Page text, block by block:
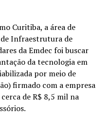
Curitiba, a área de
Infraestrutura de
da Emdec foi buscar
da tecnologia em
por meio de
firmado com a empresa
de R$ 8,5 mil na